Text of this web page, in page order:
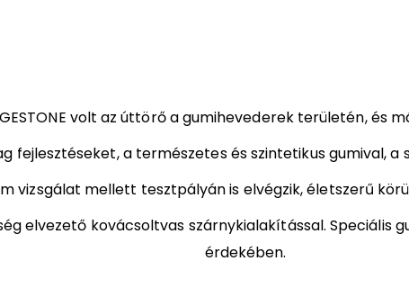
volt az úttörő a gumihevederek területén, és
fejlesztéseket, a természetes és szintetikus gumival,
vizsgálat mellett tesztpályán is elvégzik, életszerű
elvezető kovácsoltvas szárnykialakítással. Speciális
érdekében.